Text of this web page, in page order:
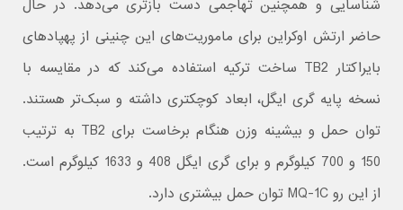
شناسایی و همچنین تهاجمی دست بازتری می‌دهد. در حال
حاضر ارتش اوکراین برای ماموریت‌های این چنینی از پهپادهای
بایراکتار TB2 ساخت ترکیه استفاده می‌کند که در مقایسه با
نسخه پایه گری ایگل، ابعاد کوچکتری داشته و سبک‌تر هستند.
توان حمل و بیشینه وزن هنگام برخاست برای TB2 به ترتیب
150 و 700 کیلوگرم و برای گری ایگل 408 و 1633 کیلوگرم است.
از این رو MQ-1C توان حمل بیشتری دارد.